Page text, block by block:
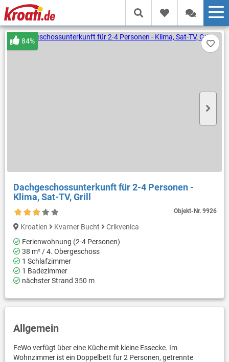
Dachgeschossunterkunft für 2-4 Personen -
Klima, Sat-TV, Grill
Objekt-Nr.9926
84%
Kroatien Kvarner Bucht
Crikvenica
Ferienwohnung (2-4 Personen)
38 m² / 4. Obergeschoss
1 Schlafzimmer
1 Badezimmer
nächster Strand 350 m
Allgemein
FeWo verfügt über eine Küche mit kleine Essecke. Im
Wohnzimmer ist ein Doppelbett fur 2 Personen, getrennte